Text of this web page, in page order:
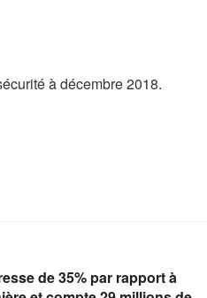
à décembre 2018.
de 35% par rapport à